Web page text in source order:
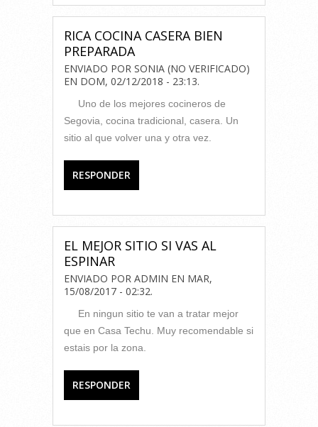
RICA COCINA CASERA BIEN
PREPARADA
ENVIADO POR SONIA (NO VERIFICADO)
EN DOM, 02/12/2018 - 23:13.
Uno de los mejores cocineros de
Segovia, cocina tradicional, casera. Un
sitio al que volver una y otra vez.
RESPONDER
EL MEJOR SITIO SI VAS AL
ESPINAR
ENVIADO POR ADMIN EN MAR,
15/08/2017 - 02:32.
En ningun sitio te van a tratar mejor
que en Casa Techu. Muy recomendable si
estais por la zona.
RESPONDER